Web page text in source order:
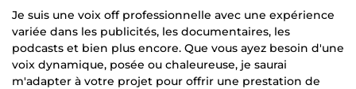
Je suis une voix off professionnelle avec une expérience
variée dans les publicités, les documentaires, les
podcasts et bien plus encore. Que vous ayez besoin d'une
voix dynamique, posée ou chaleureuse, je saurai
m'adapter à votre projet pour offrir une prestation de